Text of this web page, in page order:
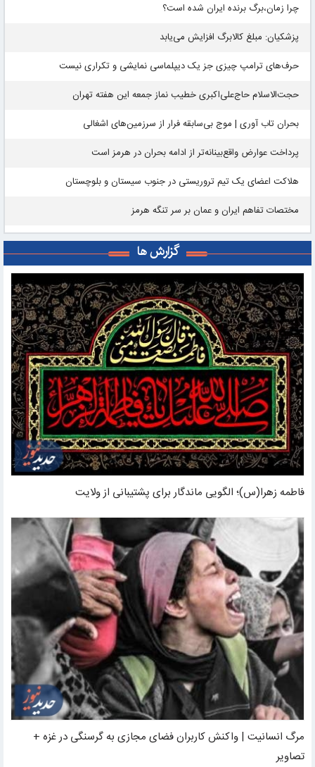
چرا زمان،برگ برنده ایران شده است؟
پزشکیان: مبلغ کالابرگ افزایش می‌یابد
حرف‌های ترامپ چیزی جز یک دیپلماسی نمایشی و تکراری نیست
حجت‌الاسلام حاج‌علی‌اکبری خطیب نماز جمعه این هفته تهران
بحران تاب آوری | موج بی‌سابقه فرار از سرزمین‌های اشغالی
پرداخت عوارض واقع‌بینانه‌تر از ادامه بحران در هرمز است
هلاکت اعضای یک تیم تروریستی در جنوب سیستان و بلوچستان
مختصات تفاهم ایران و عمان بر سر تنگه هرمز
گزارش ها
فاطمه زهرا(س)؛ الگویی ماندگار برای پشتیبانی از ولایت
مرگ انسانیت | واکنش کاربران فضای مجازی به گرسنگی در غزه +
تصاویر